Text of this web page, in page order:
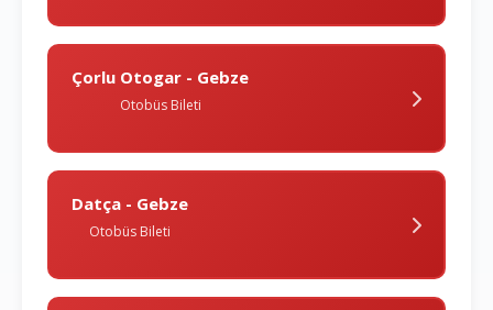
Çorlu Otogar - Gebze
Otobüs Bileti
Datça - Gebze
Otobüs Bileti